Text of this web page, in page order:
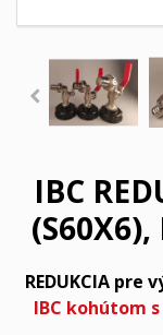
IBC
REDUKCIA pre
IBC kohútom